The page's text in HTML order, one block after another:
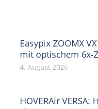
Easypix ZOOMX
mit optischem 6x-
4. August 2026
HOVERAir